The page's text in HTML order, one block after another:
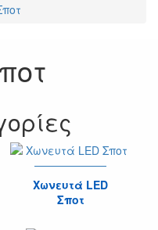
Χωνευτά LED
Σποτ